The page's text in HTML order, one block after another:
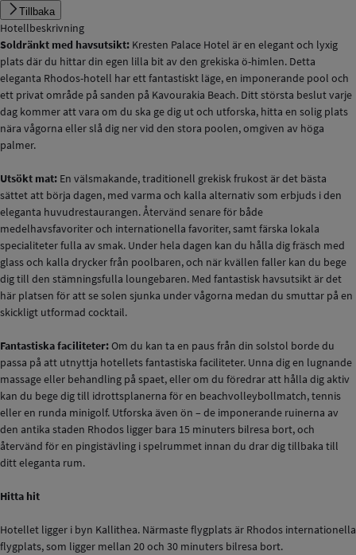
Tillbaka
Hotellbeskrivning
Soldränkt med havsutsikt: Kresten Palace Hotel är en elegant och lyxig
plats där du hittar din egen lilla bit av den grekiska ö-himlen. Detta
eleganta Rhodos-hotell har ett fantastiskt läge, en imponerande pool och
ett privat område på sanden på Kavourakia Beach. Ditt största beslut varje
dag kommer att vara om du ska ge dig ut och utforska, hitta en solig plats
nära vågorna eller slå dig ner vid den stora poolen, omgiven av höga
palmer.
Utsökt mat: En välsmakande, traditionell grekisk frukost är det bästa
sättet att börja dagen, med varma och kalla alternativ som erbjuds i den
eleganta huvudrestaurangen. Återvänd senare för både
medelhavsfavoriter och internationella favoriter, samt färska lokala
specialiteter fulla av smak. Under hela dagen kan du hålla dig fräsch med
glass och kalla drycker från poolbaren, och när kvällen faller kan du bege
dig till den stämningsfulla loungebaren. Med fantastisk havsutsikt är det
här platsen för att se solen sjunka under vågorna medan du smuttar på en
skickligt utformad cocktail.
Fantastiska faciliteter:Om du kan ta en paus från din solstol borde du
passa på att utnyttja hotellets fantastiska faciliteter. Unna dig en lugnande
massage eller behandling på spaet, eller om du föredrar att hålla dig aktiv
kan du bege dig till idrottsplanerna för en beachvolleybollmatch, tennis
eller en runda minigolf. Utforska även ön – de imponerande ruinerna av
den antika staden Rhodos ligger bara 15 minuters bilresa bort, och
återvänd för en pingistävling i spelrummet innan du drar dig tillbaka till
ditt eleganta rum.
Hitta hit
Hotellet ligger i byn Kallithea. Närmaste flygplats är Rhodos internationella
flygplats, som ligger mellan 20 och 30 minuters bilresa bort.